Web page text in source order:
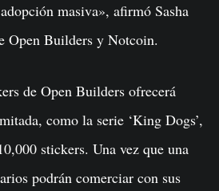
masiva», afirmó Sasha
Open Builders y Notcoin.
de Open Builders ofrecerá
como la serie ‘King Dogs’,
stickers. Una vez que una
podrán comerciar con sus